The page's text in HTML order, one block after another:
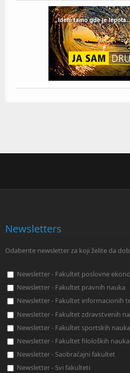
Newsletters
Odaberite newsletter za koji želite da
Newsletter - Fakultet poslovne
Newsletter - Fakultet pravnih nauka
Newsletter - Fakultet informacionih
Newsletter - Fakultet zdravstvenih
Newsletter - Fakultet sportskih nauka
Newsletter - Fakultet filoloških nauka
Newsletter - Saobraćajni fakultet
Newsletter - Svi fakulteti